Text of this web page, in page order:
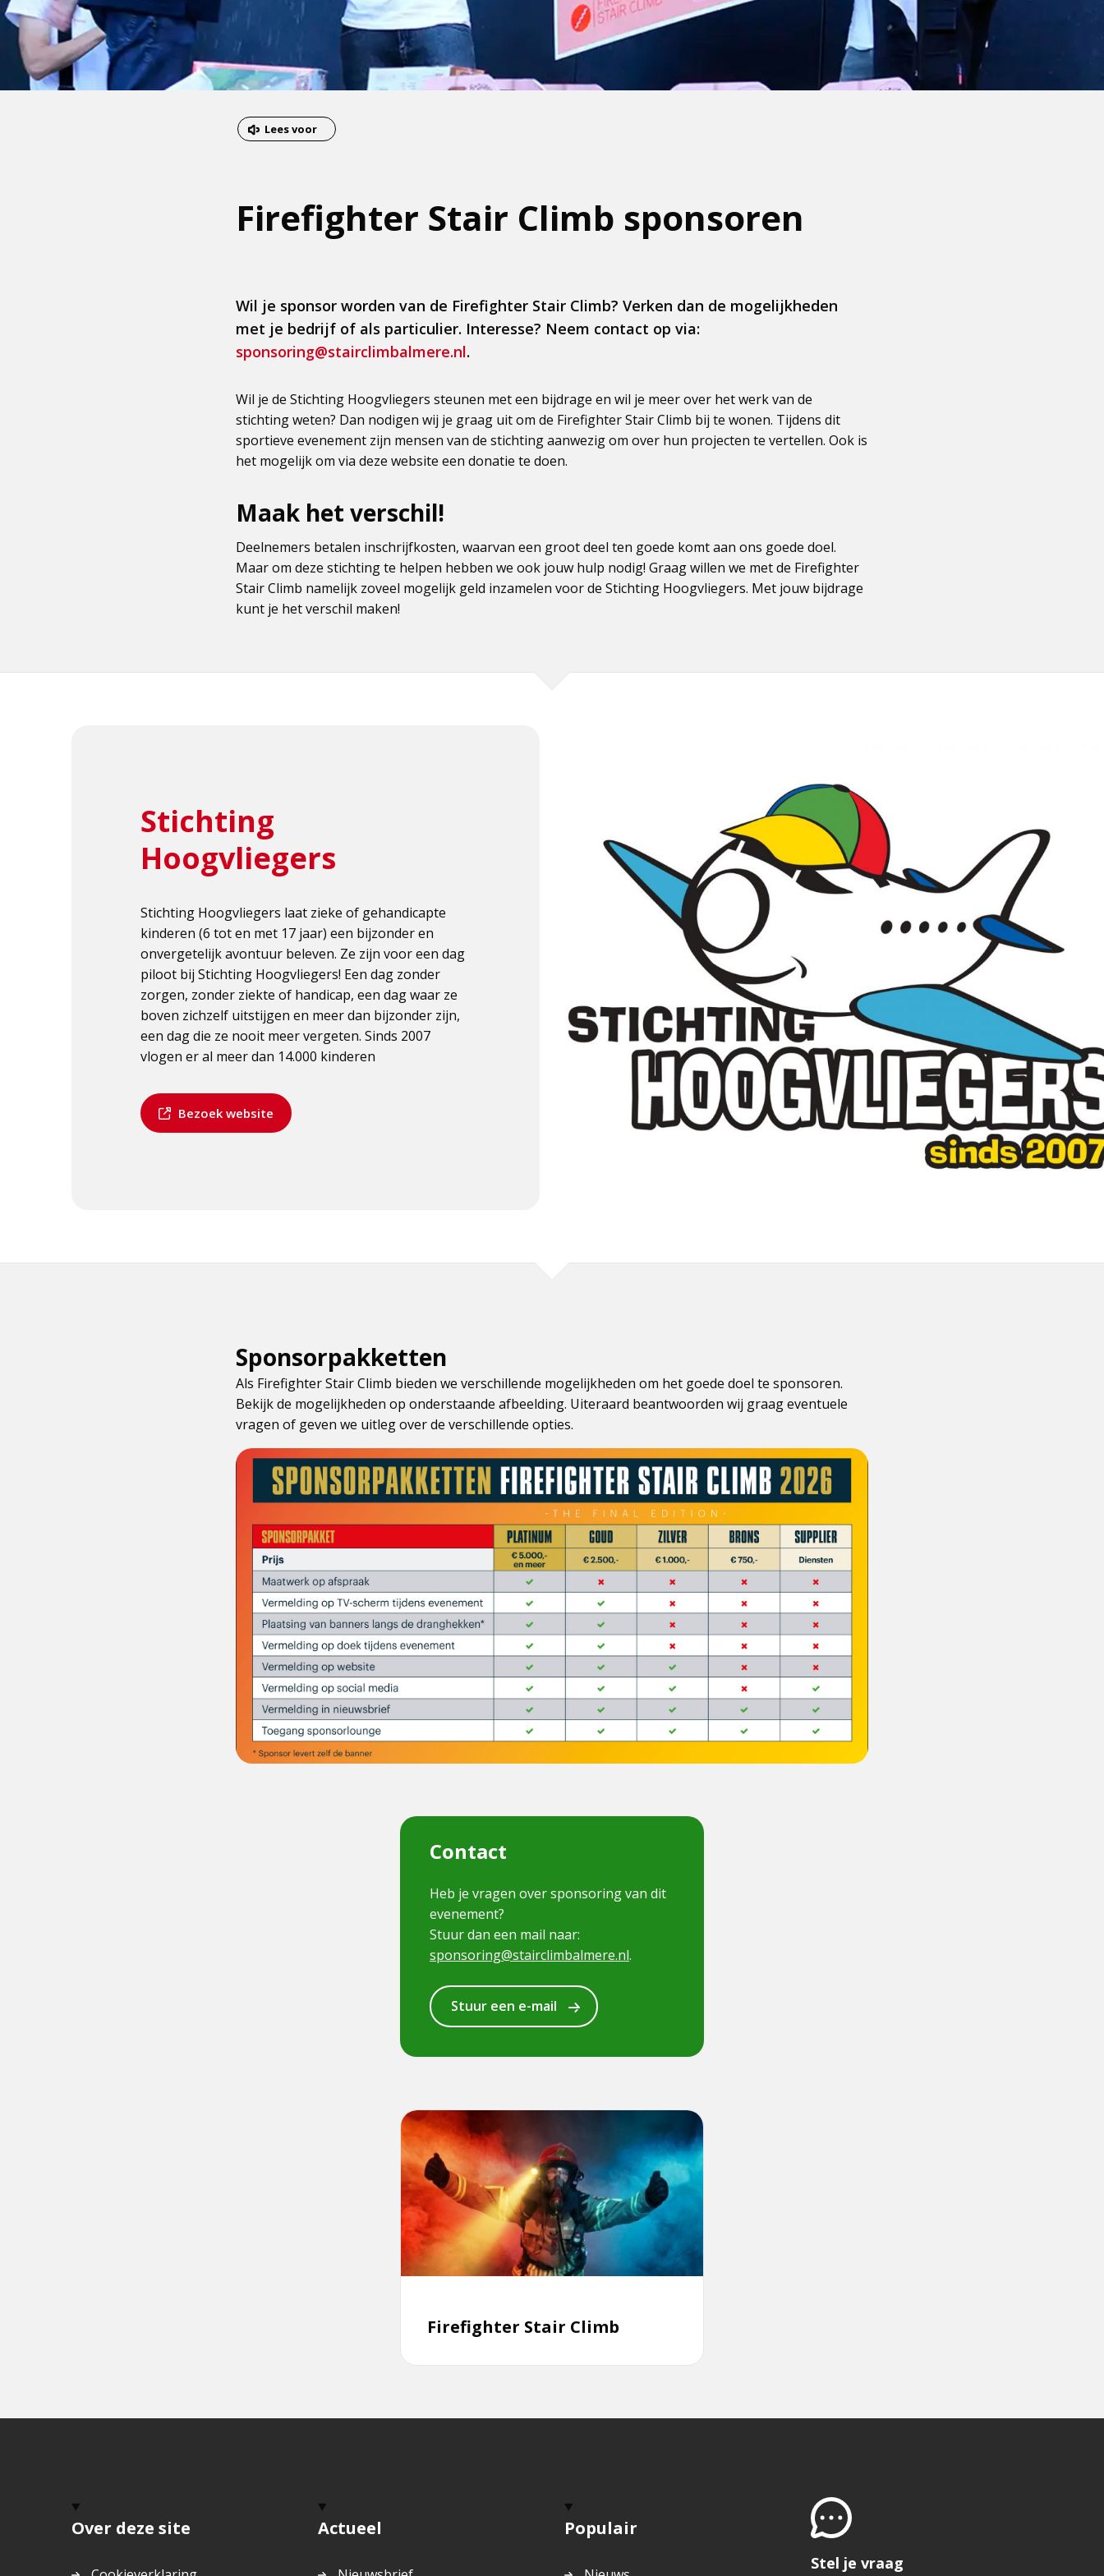
Dit
pagina
Lees voor
Firefighter Stair Climb sponsoren
Wil je sponsor worden van de Firefighter Stair Climb? Verken dan de mogelijkheden
met je bedrijf of als particulier. Interesse? Neem contact op via:
sponsoring@stairclimbalmere.nl.
Wil je de Stichting Hoogvliegers steunen met een bijdrage en wil je meer over het werk van de
stichting weten? Dan nodigen wij je graag uit om de Firefighter Stair Climb bij te wonen. Tijdens dit
sportieve evenement zijn mensen van de stichting aanwezig om over hun projecten te vertellen. Ook is
het mogelijk om via deze website een donatie te doen.
Maak het verschil!
Deelnemers betalen inschrijfkosten, waarvan een groot deel ten goede komt aan ons goede doel.
Maar om deze stichting te helpen hebben we ook jouw hulp nodig! Graag willen we met de Firefighter
Stair Climb namelijk zoveel mogelijk geld inzamelen voor de Stichting Hoogvliegers. Met jouw bijdrage
kunt je het verschil maken!
Stichting
Hoogvliegers
Stichting Hoogvliegers laat zieke of gehandicapte
kinderen (6 tot en met 17 jaar) een bijzonder en
onvergetelijk avontuur beleven. Ze zijn voor een dag
piloot bij Stichting Hoogvliegers! Een dag zonder
zorgen, zonder ziekte of handicap, een dag waar ze
boven zichzelf uitstijgen en meer dan bijzonder zijn,
een dag die ze nooit meer vergeten. Sinds 2007
vlogen er al meer dan 14.000 kinderen
Dit
is
Bezoek website
Sponsorpakketten
Als Firefighter Stair Climb bieden we verschillende mogelijkheden om het goede doel te sponsoren.
Bekijk de mogelijkheden op onderstaande afbeelding. Uiteraard beantwoorden wij graag eventuele
vragen of geven we uitleg over de verschillende opties.
Contact
Heb je vragen over sponsoring van dit
evenement?
Stuur dan een mail naar:
sponsoring@stairclimbalmere.nl.
Stuur een e-mail
Firefighter Stair Climb
Lees
meer
over
Firefighter
Stair
Climb
Over deze site Actueel Populair
Stel je vraag